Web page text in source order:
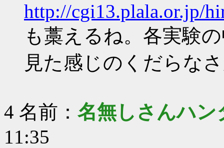
http://cgi13.plala.or.jp/
も藁えるね。各実験
見た感じのくだらな
4 名前： 名無しさんハン
11:35